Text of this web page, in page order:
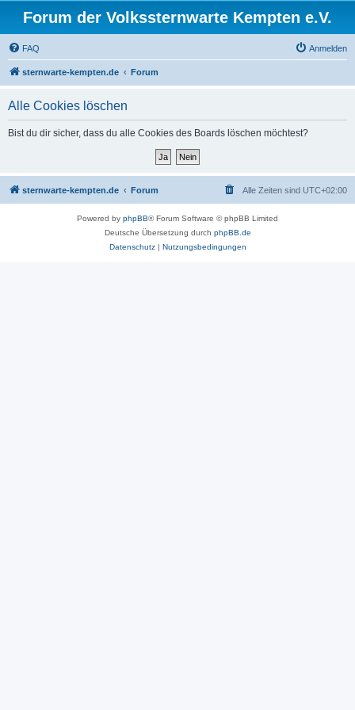
Forum der Volkssternwarte Kempten e.V.
FAQ Anmelden
sternwarte-kempten.de Forum
Alle Cookies löschen
Bist du dir sicher, dass du alle Cookies des Boards löschen möchtest?
sternwarte-kempten.de Forum Alle Zeiten sind UTC+02:00
Powered by phpBB® Forum Software © phpBB Limited
Deutsche Übersetzung durch phpBB.de
Datenschutz| Nutzungsbedingungen